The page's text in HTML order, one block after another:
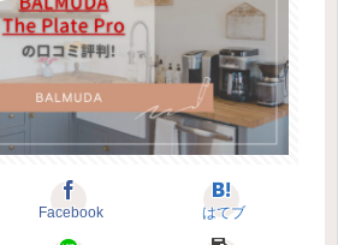
Facebook はてブ